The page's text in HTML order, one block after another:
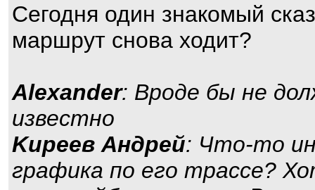
Сегодня один знакомый
маршрут снова ходит?
Alexander: Вроде бы не
известно
Kиpeeв Aндpeй: Что-то
графика по его трассе?